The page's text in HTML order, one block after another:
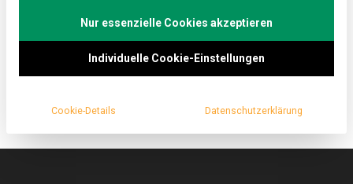
Großbritannien
–
Greg
im
on
Tour
britische Mehrheitswahlrecht und die zahlreichen
Großbritanniens aus der EU.
Nur essenzielle Cookies akzeptieren
Individuelle Cookie-Einstellungen
Cookie-Details Datenschutzerklärung